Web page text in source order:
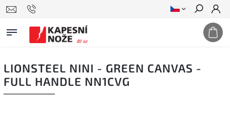
Hledat
LIONSTEEL NINI - GREEN CANVAS -
FULL HANDLE NN1CVG